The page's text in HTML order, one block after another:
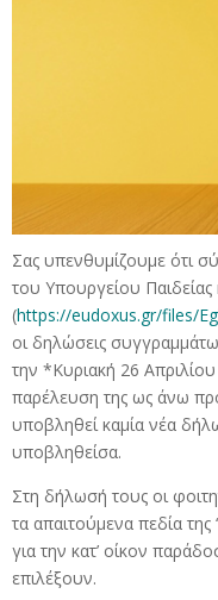
Σας υπενθυμίζουμε ότι
του Υπουργείου
(https://eudoxus.gr/files/
οι δηλώσεις
την *Κυριακή 26 Απριλίου
παρέλευση της ως άνω
υποβληθεί καμία νέα
υποβληθείσα.
Στη δήλωσή τους οι
τα απαιτούμενα πεδία
για την κατ’ οίκον
επιλέξουν.